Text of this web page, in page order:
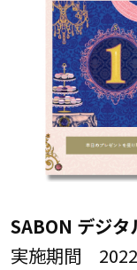
SABON デジ
実施期間 2022